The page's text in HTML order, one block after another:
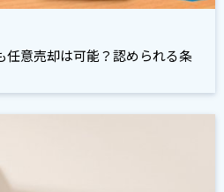
任意売却は可能？認められる条